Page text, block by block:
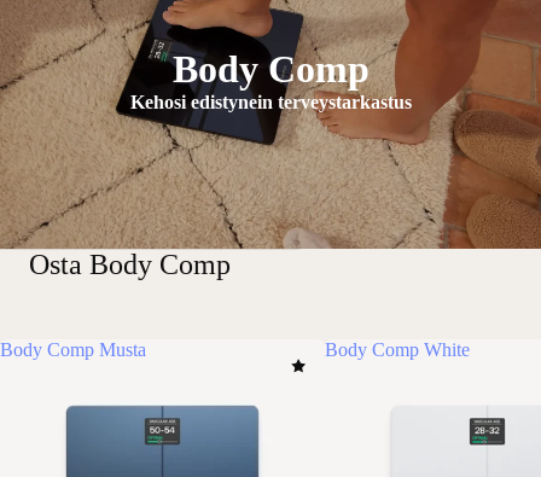
Body Comp
Kehosi edistynein terveystarkastus
Osta Body Comp
Body Comp Musta Body Comp White